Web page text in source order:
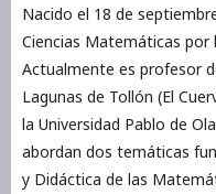
Nacido el 18 de
Ciencias Matemáticas por
Actualmente es profesor
Lagunas de Tollón (El
la Universidad Pablo de
abordan dos temáticas
y Didáctica de las